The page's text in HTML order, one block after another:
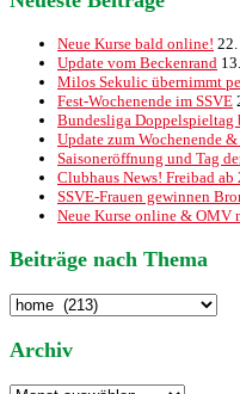
Neue Kurse bald online!
Update vom Beckenrand
Milos Sekulic übernimmt
Fest-Wochenende im SSVE
Bundesliga Doppelspieltag
Update zum Wochenende
Saisoneröffnung und Tag
Clubhaus News! Freibad
SSVE-Frauen gewinnen
Neue Kurse online & OMV
Beiträge nach Thema
Beiträge
nach
Thema
Archiv